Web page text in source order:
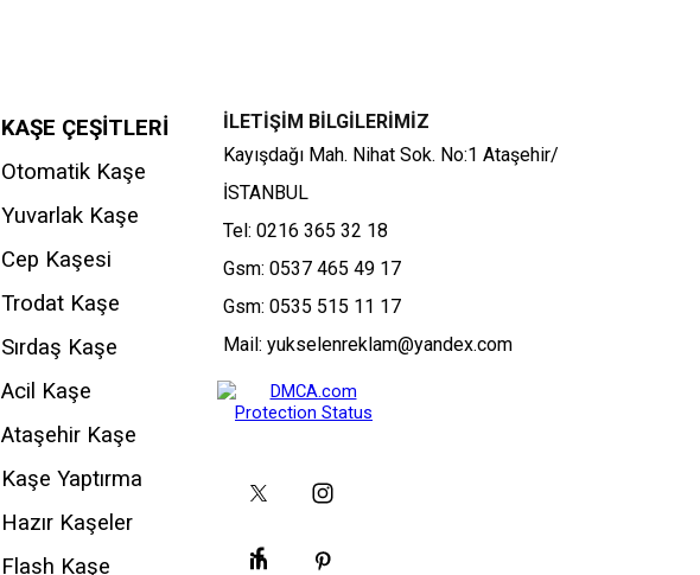
KAŞE ÇEŞİTLERİ
Otomatik Kaşe
Yuvarlak Kaşe
Cep Kaşesi
Trodat Kaşe
Sırdaş Kaşe
Acil Kaşe
Ataşehir Kaşe
Kaşe Yaptırma
Hazır Kaşeler
Flash Kaşe
İLETİŞİM BİLGİLERİMİZ
Kayışdağı Mah. Nihat Sok. No:1 Ataşehir/
İSTANBUL
Tel: 0216 365 32 18
Gsm: 0537 465 49 17
Gsm: 0535 515 11 17
Mail: yukselenreklam@yandex.com